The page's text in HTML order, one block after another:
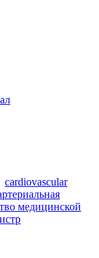
cardiovascular
медицинской